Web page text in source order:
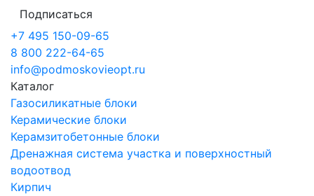
Подписаться
+7 495 150-09-65
8 800 222-64-65
info@podmoskovieopt.ru
Каталог
Газосиликатные блоки
Керамические блоки
Керамзитобетонные блоки
Дренажная система участка и поверхностный
водоотвод
Кирпич